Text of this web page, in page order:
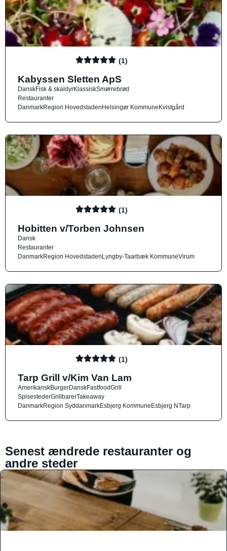
(1)
Kabyssen Sletten ApS
DanskFisk & skaldyrKlassiskSmørrebrød
Restauranter
DanmarkRegion HovedstadenHelsingør KommuneKvistgård
(1)
Hobitten v/Torben Johnsen
Dansk
Restauranter
DanmarkRegion HovedstadenLyngby-Taarbæk KommuneVirum
(1)
Tarp Grill v/Kim Van Lam
AmerikanskBurgerDanskFastfoodGrill
SpisestederGrillbarerTakeaway
DanmarkRegion SyddanmarkEsbjerg KommuneEsbjerg NTarp
Senest ændrede restauranter og
andre steder